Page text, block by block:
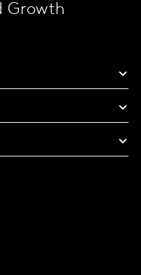
Growth